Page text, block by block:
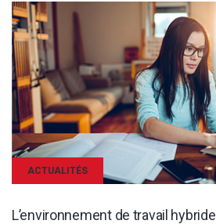
ACTUALITÉS
L’environnement de travail hybride